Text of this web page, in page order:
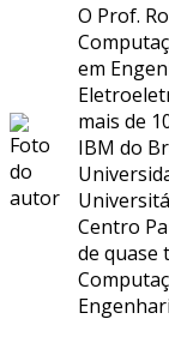
O Prof.
em
mais de
IBM do
Centro
de quase